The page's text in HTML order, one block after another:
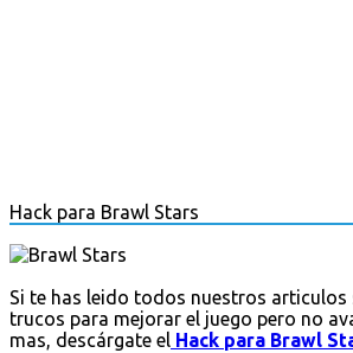
Hack para Brawl Stars
Si te has leido todos nuestros articulos
trucos para mejorar el juego pero no
mas, descárgate el Hack para Brawl